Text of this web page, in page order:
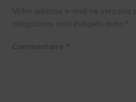
Votre adresse e-mail ne sera pas
obligatoires sont indiqués avec *
Commentaire *